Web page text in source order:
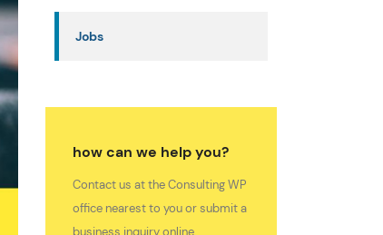
Jobs
how can we help you?
Contact us at the Consulting WP
office nearest to you or submit a
business inquiry online.